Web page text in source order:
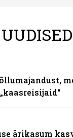
ärikasum